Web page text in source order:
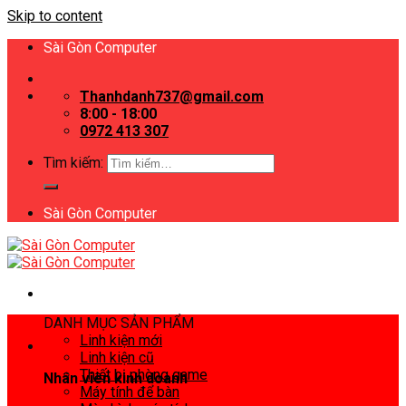
Skip to content
Sài Gòn Computer
Thanhdanh737@gmail.com
8:00 - 18:00
0972 413 307
Tìm kiếm:
Sài Gòn Computer
Nhân viên kinh doanh
DANH MỤC SẢN PHẨM
Linh kiện mới
Linh kiện cũ
Thiết bị phòng game
Máy tính để bàn